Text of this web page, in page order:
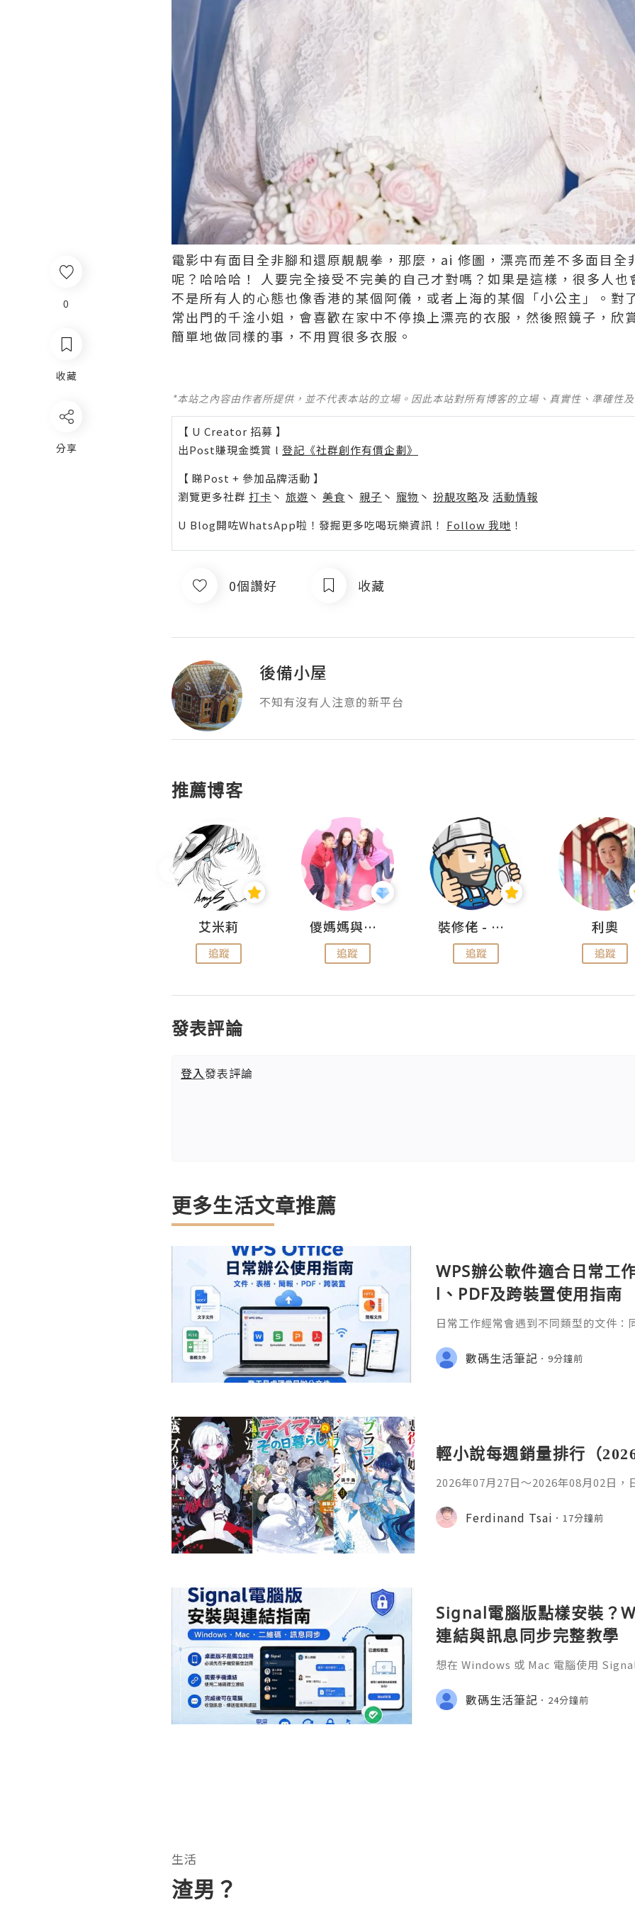
0
收藏
分享
電影中有面目全非腳和還原靚靚拳，那麼，ai 修圖，漂亮而差不多面目全
呢？哈哈哈！ ​​​人要完全接受不完美的自己才對嗎？如果是這樣，很多人也
不是所有人的心態也像香港的某個阿儀，或者上海的某個「小公主」。對
常出門的千淦小姐，會喜歡在家中不停換上漂亮的衣服，然後照鏡子，欣
簡單地做同樣的事，不用買很多衣服。
*本站之內容由作者所提供，並不代表本站的立場。因此本站對所有博客的立場、真實性、準確性
【 U Creator 招募 】
出Post賺現金獎賞 l 登記《社群創作有價企劃》
【 睇Post + 參加品牌活動 】
瀏覽更多社群 打卡 丶 旅遊 丶 美食 丶 親子 丶 寵物 丶 扮靚攻略及 活動情報
U Blog開咗WhatsApp啦！發掘更多吃喝玩樂資訊！ Follow 我哋 ！
0個讚好 收藏
後備小屋
不知有沒有人注意的新平台
推薦博客
艾米莉
追蹤
儍媽媽與兩隻小魔怪之家
追蹤
裝修佬 - 香港一站式網上裝修平台
追蹤
利奧
追蹤
發表評論
登入發表評論
更多生活文章推薦
WPS辦公軟件適合日常工
l、PDF及跨裝置使用指南
日常工作經常會遇到不同類型的文件
PDF。 如果每種文件都要使用不同程
少人會接觸 WPS Offic
數碼生活筆記 9分鐘前
輕小說每週銷量排行（
2026年07月27日〜2026年08月02日，
首・文字插畫：すがわらおむ
年08月銷售數：10,281部2. 落後的馴
Ferdinand Tsai 17分鐘前
Signal電腦版點樣安裝？
連結與訊息同步完整教學
想在 Windows 或 Mac 電腦使用
版設成已連結裝置。
數碼生活筆記 24分鐘前
生活
渣男？